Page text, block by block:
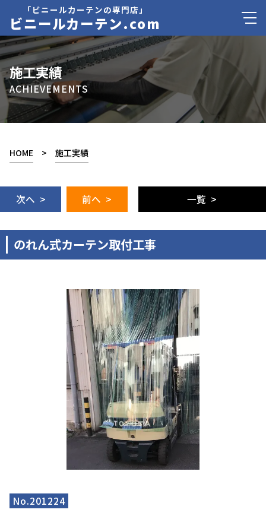
「ビニールカーテンの専門店」
ビニールカーテン.com
施工実績
ACHIEVEMENTS
HOME > 施工実績
次へ > 前へ > 一覧 >
のれん式カーテン取付工事
No.201224